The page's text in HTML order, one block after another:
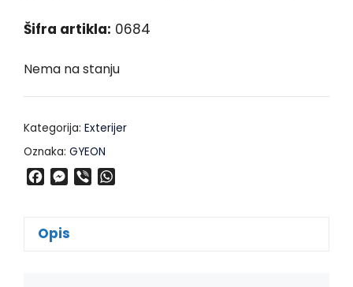
Šifra artikla: 0684
Nema na stanju
Kategorija: Exterijer
Oznaka: GYEON
e
b
M
s
Opis